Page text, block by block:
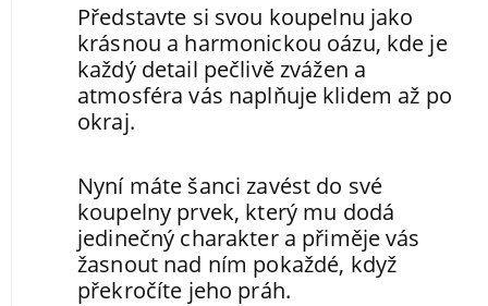
Představte si svou koupelnu jako
krásnou a harmonickou oázu, kde je
každý detail pečlivě zvážen a
atmosféra vás naplňuje klidem až po
okraj.
Nyní máte šanci zavést do své
koupelny prvek, který mu dodá
jedinečný charakter a přiměje vás
žasnout nad ním pokaždé, když
překročíte jeho práh.